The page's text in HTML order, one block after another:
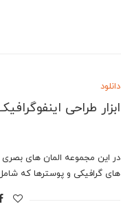
دانلود
ابزار طراحی
در این مجموعه المان های بصری
های گرافیکی و پوسترها که